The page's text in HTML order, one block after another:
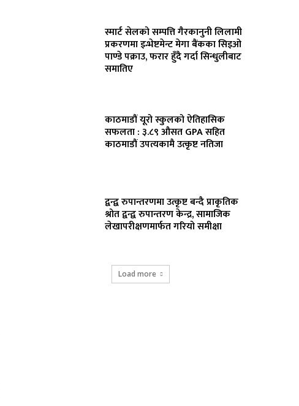
स्मार्ट सेलको सम्पत्ति गैरकानुनी लिलामी
प्रकरणमा इन्भेष्टमेन्ट मेगा बैंकका सिइओ
पाण्डे पक्राउ, फरार हुँदै गर्दा सिन्धुलीबाट
समातिए
काठमाडौं यूरो स्कुलको ऐतिहासिक
सफलता : ३.८९ औसत GPA सहित
काठमाडौं उपत्यकामै उत्कृष्ट नतिजा
द्वन्द्व रुपान्तरणमा उत्कृष्ट बन्दै प्राकृतिक
श्रोत द्वन्द्व रुपान्तरण केन्द्र, सामाजिक
लेखापरीक्षणमार्फत गरियो समीक्षा
Load more